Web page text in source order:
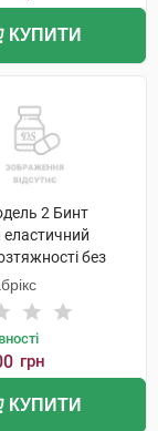
КУПИТИ
2 Бинт
без
х 1,5 м 1 шт
грн
КУПИТИ